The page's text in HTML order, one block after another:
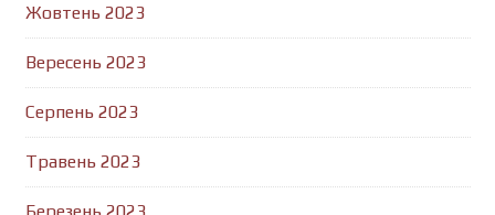
Жовтень 2023
Вересень 2023
Серпень 2023
Травень 2023